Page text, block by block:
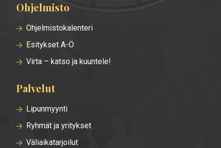
Alatunnisteen
valikko
Ohjelmisto
Ohjelmistokalenteri
Esitykset A-Ö
Virta – katso ja kuuntele!
Palvelut
Lipunmyynti
Ryhmät ja yritykset
Väliaikatarjoilut